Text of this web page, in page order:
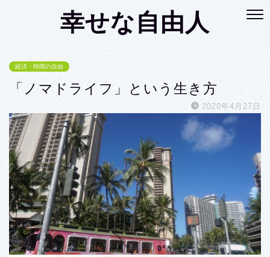
幸せな自由人
経済・時間の自由
「ノマドライフ」という生き方
2020年4月27日